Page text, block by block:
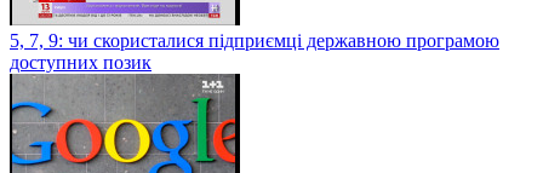
5, 7, 9: чи скористалися підприємці державною програмою
доступних позик